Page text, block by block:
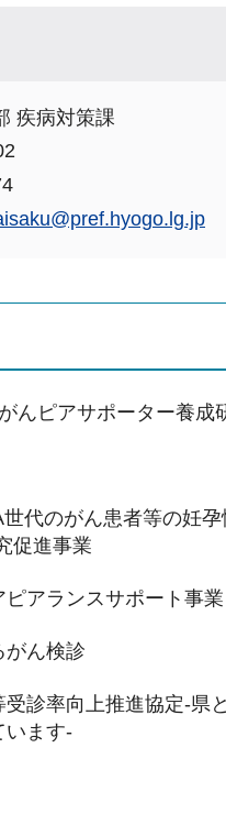
疾病対策課
んピアサポーター養成
代のがん患者等の妊孕
促進事業
アランスサポート事業
がん検診
診率向上推進協定-県
います-